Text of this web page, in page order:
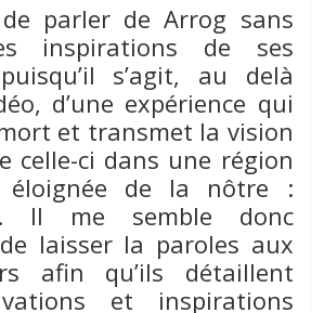
parler de Arrog sans
inspirations de ses
s’agit, au delà
d’une expérience qui
et transmet la vision
celle-ci dans une région
éloignée de la nôtre :
Il me semble donc
laisser la paroles aux
afin qu’ils détaillent
et inspirations